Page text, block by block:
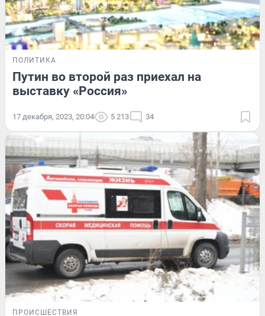
ПОЛИТИКА
Путин во второй раз приехал на
выставку «Россия»
17 декабря, 2023, 20:04 5 213 34
ПРОИСШЕСТВИЯ